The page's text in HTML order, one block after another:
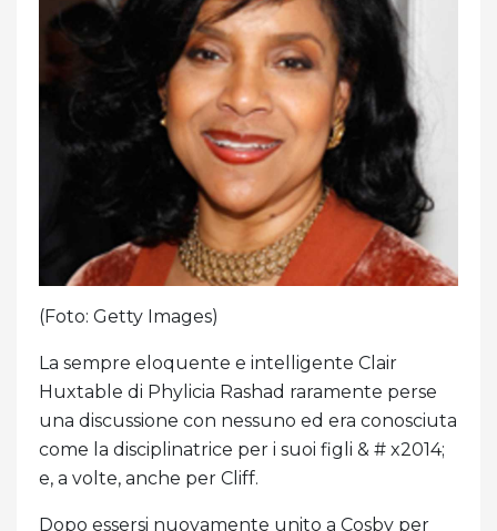
(Foto: Getty Images)
La sempre eloquente e intelligente Clair
Huxtable di Phylicia Rashad raramente perse
una discussione con nessuno ed era conosciuta
come la disciplinatrice per i suoi figli & # x2014;
e, a volte, anche per Cliff.
Dopo essersi nuovamente unito a Cosby per